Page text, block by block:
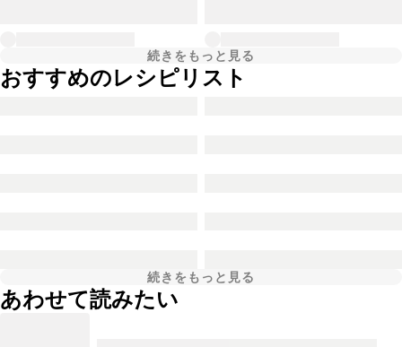
続きをもっと見る
おすすめのレシピリスト
続きをもっと見る
あわせて読みたい